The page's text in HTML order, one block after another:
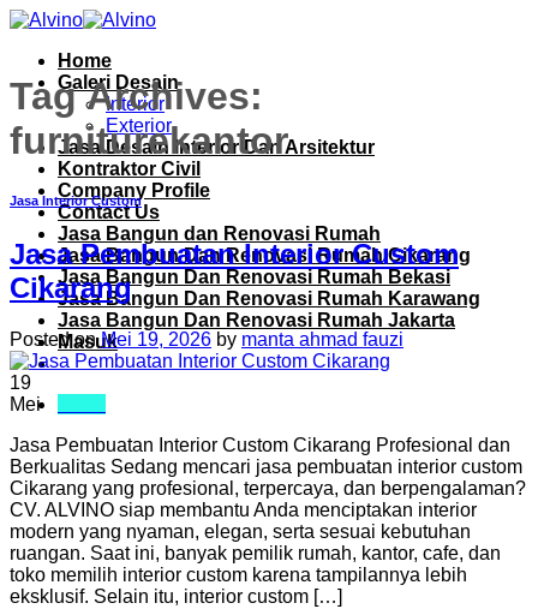
Skip
contentHome
Galeri Desain
Interior
Exterior
Jasa Desain Interior Dan Arsitektur
Kontraktor Civil
Company Profile
Contact Us
Jasa Bangun dan Renovasi Rumah
Jasa Bangun Dan Renovasi Rumah Cikarang
Jasa Bangun Dan Renovasi Rumah Bekasi
Jasa Bangun Dan Renovasi Rumah Karawang
Jasa Bangun Dan Renovasi Rumah Jakarta
Masuk
Tag Archives:
furniturekantor
Jasa Interior Custom
Jasa Pembuatan Interior Custom
Cikarang
Posted onMei 19, 2026 by manta ahmad fauzi
19
Mei
Jasa Pembuatan Interior Custom Cikarang Profesional dan
Berkualitas Sedang mencari jasa pembuatan interior custom
Cikarang yang profesional, terpercaya, dan berpengalaman?
CV. ALVINO siap membantu Anda menciptakan interior
modern yang nyaman, elegan, serta sesuai kebutuhan
ruangan. Saat ini, banyak pemilik rumah, kantor, cafe, dan
toko memilih interior custom karena tampilannya lebih
eksklusif. Selain itu, interior custom […]